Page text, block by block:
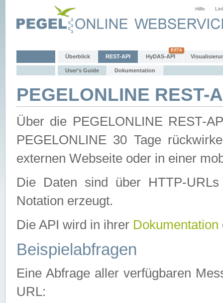
Hilfe
Überblick REST-API HyDAS-API
User's Guide Dokumentation
PEGELONLINE REST-
Über die PEGELONLINE REST-
PEGELONLINE 30 Tage
externen Webseite oder in einer
Die Daten sind über HTTP-
Notation erzeugt.
Die API wird in ihrer Dokumentation
Beispielabfragen
Eine Abfrage aller verfügbaren
URL: